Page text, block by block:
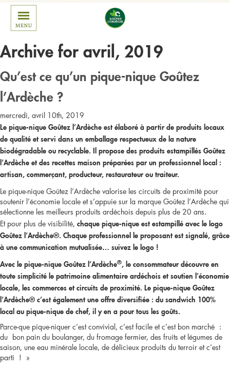
Archive for avril, 2019
Qu’est ce qu’un pique-nique Goûtez
l’Ardèche ?
mercredi, avril 10th, 2019
Le pique-nique Goûtez l’Ardèche est élaboré à partir de produits locaux
de qualité et servi dans un emballage respectueux de la nature
biodégradable ou recyclable. Il propose des produits estampillés Goûtez
l’Ardèche et des recettes maison préparées par un professionnel local :
artisan, commerçant, producteur, restaurateur ou traiteur.
Le pique-nique Goûtez l’Ardèche valorise les circuits de proximité pour
soutenir l’économie locale et s’appuie sur la marque Goûtez l’Ardèche qui
sélectionne les meilleurs produits ardéchois depuis plus de 20 ans.
Et pour plus de visibilité,
chaque pique-nique est estampillé avec le logo
Goûtez l’Ardèche®. Chaque professionnel le proposant est signalé, grâce
à une communication mutualisée… suivez le logo !
Avec le pique-nique Goûtez l’Ardèche® , le consommateur découvre en
toute simplicité le patrimoine alimentaire ardéchois et soutien l’économie
locale, les commerces et circuits de proximité. Le pique-nique Goûtez
l’Ardèche® c’est également une offre diversifiée : du sandwich 100%
local au pique-nique de chef, il y en a pour tous les goûts.
Parce-que pique-niquer c’est convivial, c’est facile et c’est bon marché :
du bon pain du boulanger, du fromage fermier, des fruits et légumes de
saison, une eau minérale locale, de délicieux produits du terroir et c’est
parti ! »